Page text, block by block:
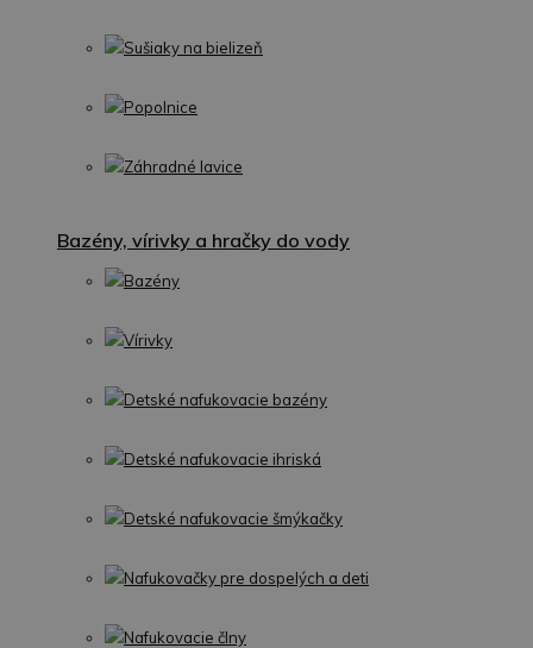
Sušiaky na bielizeň
Popolnice
Záhradné lavice
Bazény, vírivky a hračky do vody
Bazény
Vírivky
Detské nafukovacie bazény
Detské nafukovacie ihriská
Detské nafukovacie šmýkačky
Nafukovačky pre dospelých a deti
Nafukovacie člny